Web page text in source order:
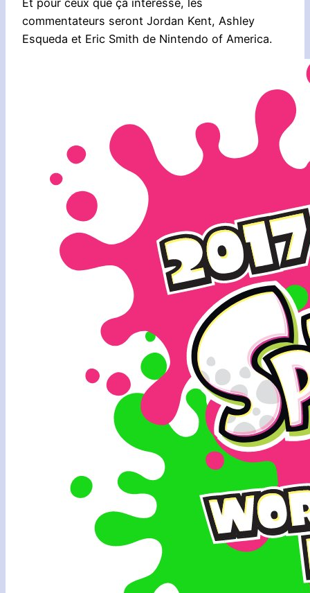
commentateurs seront Jordan Kent, Ashley
Esqueda et Eric Smith de Nintendo of America.